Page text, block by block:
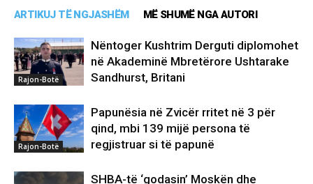
ARTIKUJ TË NGJASHËM MË SHUMË NGA AUTORI
Rajon-Botë
Nëntoger Kushtrim Derguti diplomohet
në Akademinë Mbretërore Ushtarake
Sandhurst, Britani
Rajon-Botë
Papunësia në Zvicër rritet në 3 për
qind, mbi 139 mijë persona të
regjistruar si të papunë
SHBA-të ‘godasin’ Moskën dhe